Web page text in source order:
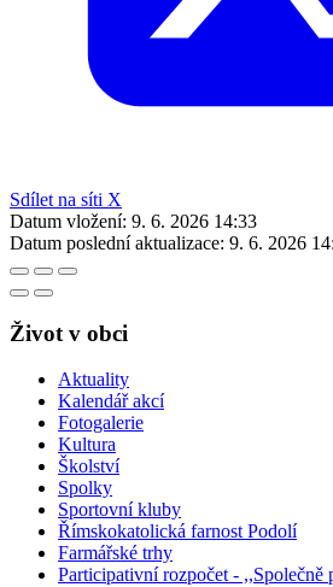
Sdílet na síti X
Datum vložení: 9. 6. 2026 14:33
Datum poslední aktualizace: 9. 6. 2026
Život v obci
Aktuality
Kalendář akcí
Fotogalerie
Kultura
Školství
Spolky
Sportovní kluby
Římskokatolická farnost Podolí
Farmářské trhy
Participativní rozpočet - ,,Společně